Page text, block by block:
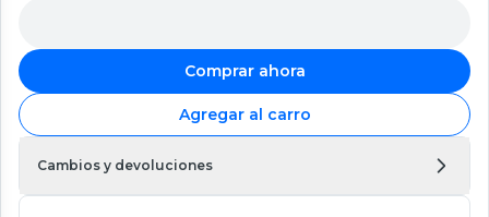
Comprar ahora
Agregar al carro
Cambios y devoluciones